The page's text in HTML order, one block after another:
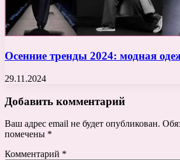
Осенние тренды 2024: модная
29.11.2024
Добавить комментарий
Ваш адрес email не будет опубликован.
помечены *
Комментарий *